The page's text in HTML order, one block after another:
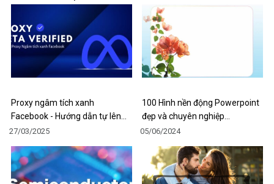
Proxy ngâm tích xanh
Facebook - Hướng dẫn tự lên…
27/03/2025
100 Hình nền động Powerpoint
đẹp và chuyên nghiệp…
05/06/2024